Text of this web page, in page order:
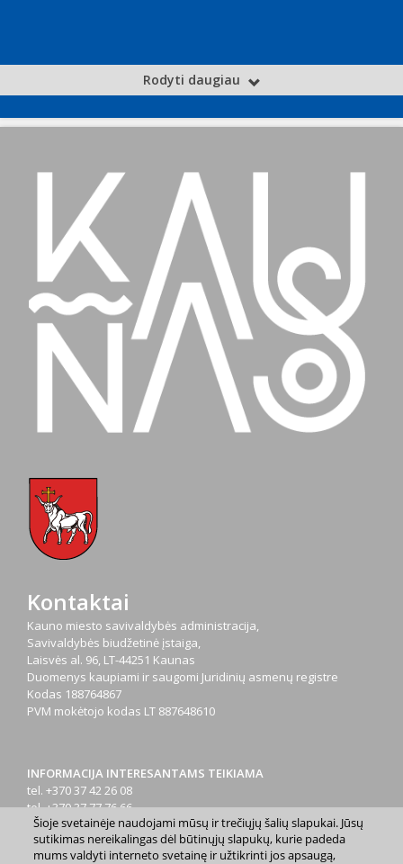
Rodyti daugiau
Kontaktai
Kauno miesto savivaldybės administracija,
Savivaldybės biudžetinė įstaiga,
Laisvės al. 96, LT-44251 Kaunas
Duomenys kaupiami ir saugomi Juridinių asmenų registre
Kodas 188764867
PVM mokėtojo kodas LT 887648610
INFORMACIJA INTERESANTAMS TEIKIAMA
tel. +370 37 42 26 08
tel. +370 37 77 76 66
tel. +370 660 07000
el. p.info@kaunas.lt
Šioje svetainėje naudojami mūsų ir trečiųjų šalių slapukai. Jūsų
sutikimas nereikalingas dėl būtinųjų slapukų, kurie padeda
mums valdyti interneto svetainę ir užtikrinti jos apsaugą,